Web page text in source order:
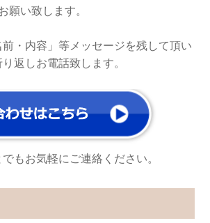
願い致します。
・内容」等メッセージを残して頂い
返しお電話致します。
もお気軽にご連絡ください。